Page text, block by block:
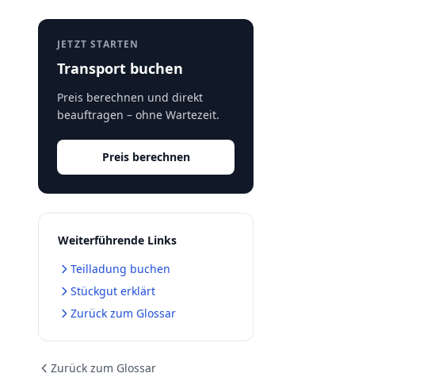
JETZT STARTEN
Transport buchen
Preis berechnen und direkt
beauftragen – ohne Wartezeit.
Preis berechnen
Weiterführende Links
Teilladung buchen
Stückgut erklärt
Zurück zum Glossar
Zurück zum Glossar